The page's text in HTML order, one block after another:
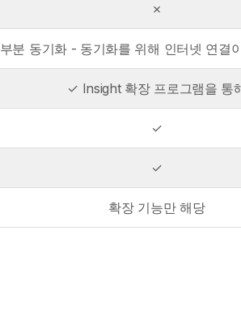
✗
부분 동기화 - 동기화를 위해 인터넷 연결
✓ Insight 확장 프로그램을 통
✓
✓
확장 기능만 해당